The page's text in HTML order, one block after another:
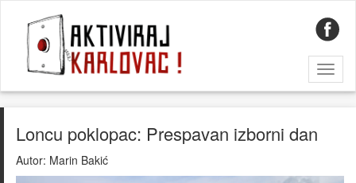
Loncu poklopac: Prespavan izborni dan
Autor: Marin Bakić